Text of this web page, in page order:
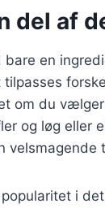
del af
en
om du
og løg eller
velsmagende
i